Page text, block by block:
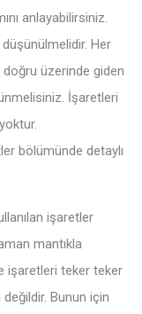
anlayabilirsiniz.
Her
üzerinde giden
İşaretleri
bölümünde detaylı
işaretler
mantıkla
işaretleri teker teker
Bunun için